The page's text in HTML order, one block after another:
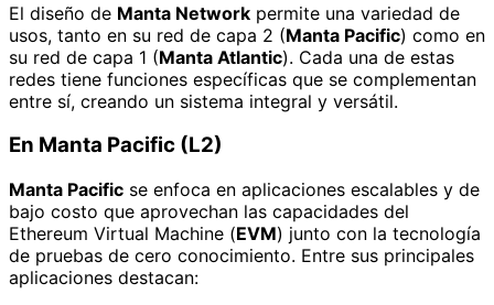
El diseño de Manta Network permite una variedad de
usos, tanto en su red de capa 2 (Manta Pacific) como en
su red de capa 1 (Manta Atlantic). Cada una de estas
redes tiene funciones específicas que se complementan
entre sí, creando un sistema integral y versátil.
En Manta Pacific (L2)
Manta Pacific se enfoca en aplicaciones escalables y de
bajo costo que aprovechan las capacidades del
Ethereum Virtual Machine (EVM) junto con la tecnología
de pruebas de cero conocimiento. Entre sus principales
aplicaciones destacan: